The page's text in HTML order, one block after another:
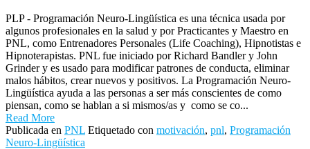
PLP - Programación Neuro-Lingüística es una técnica usada por
algunos profesionales en la salud y por Practicantes y Maestro en
PNL, como Entrenadores Personales (Life Coaching), Hipnotistas e
Hipnoterapistas. PNL fue iniciado por Richard Bandler y John
Grinder y es usado para modificar patrones de conducta, eliminar
malos hábitos, crear nuevos y positivos. La Programación Neuro-
Lingüística ayuda a las personas a ser más conscientes de como
piensan, como se hablan a si mismos/as y como se co...
Read More
Publicada en PNL Etiquetado con motivación, pnl, Programación
Neuro-Lingüística